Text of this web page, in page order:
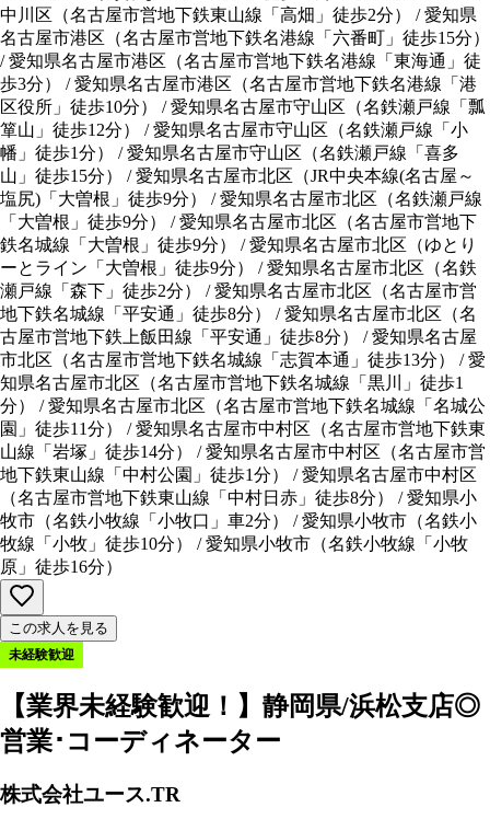
中川区 （名古屋市営地下鉄東山線「高畑」徒歩2分） /愛知県
名古屋市港区 （名古屋市営地下鉄名港線「六番町」徒歩15分）
/愛知県名古屋市港区 （名古屋市営地下鉄名港線「東海通」徒
歩3分） /愛知県名古屋市港区 （名古屋市営地下鉄名港線「港
区役所」徒歩10分） /愛知県名古屋市守山区 （名鉄瀬戸線「瓢
箪山」徒歩12分） /愛知県名古屋市守山区 （名鉄瀬戸線「小
幡」徒歩1分） /愛知県名古屋市守山区 （名鉄瀬戸線「喜多
山」徒歩15分） /愛知県名古屋市北区 （JR中央本線(名古屋～
塩尻)「大曽根」徒歩9分） /愛知県名古屋市北区 （名鉄瀬戸線
「大曽根」徒歩9分） /愛知県名古屋市北区 （名古屋市営地下
鉄名城線「大曽根」徒歩9分） /愛知県名古屋市北区 （ゆとり
ーとライン「大曽根」徒歩9分） /愛知県名古屋市北区 （名鉄
瀬戸線「森下」徒歩2分） /愛知県名古屋市北区 （名古屋市営
地下鉄名城線「平安通」徒歩8分） /愛知県名古屋市北区 （名
古屋市営地下鉄上飯田線「平安通」徒歩8分） /愛知県名古屋
市北区 （名古屋市営地下鉄名城線「志賀本通」徒歩13分） /愛
知県名古屋市北区 （名古屋市営地下鉄名城線「黒川」徒歩1
分） /愛知県名古屋市北区 （名古屋市営地下鉄名城線「名城公
園」徒歩11分） /愛知県名古屋市中村区 （名古屋市営地下鉄東
山線「岩塚」徒歩14分） /愛知県名古屋市中村区 （名古屋市営
地下鉄東山線「中村公園」徒歩1分） /愛知県名古屋市中村区
（名古屋市営地下鉄東山線「中村日赤」徒歩8分） /愛知県小
牧市 （名鉄小牧線「小牧口」車2分） /愛知県小牧市 （名鉄小
牧線「小牧」徒歩10分） /愛知県小牧市 （名鉄小牧線「小牧
原」徒歩16分）
この求人を見る
未経験歓迎
【業界未経験歓迎！】静岡県/浜松支店◎
営業･コーディネーター
株式会社ユース.TR